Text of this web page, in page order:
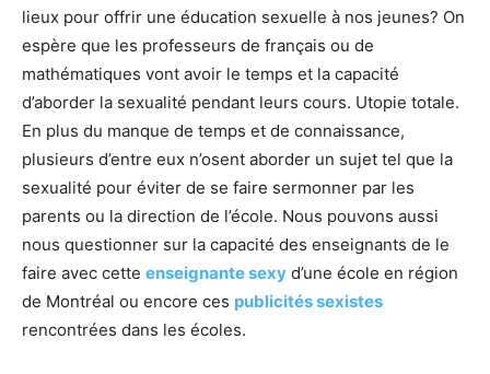
lieux pour offrir une éducation sexuelle à nos jeunes? On
espère que les professeurs de français ou de
mathématiques vont avoir le temps et la capacité
d’aborder la sexualité pendant leurs cours. Utopie totale.
En plus du manque de temps et de connaissance,
plusieurs d’entre eux n’osent aborder un sujet tel que la
sexualité pour éviter de se faire sermonner par les
parents ou la direction de l’école. Nous pouvons aussi
nous questionner sur la capacité des enseignants de le
faire avec cette enseignante sexy d’une école en région
de Montréal ou encore ces publicités sexistes
rencontrées dans les écoles.